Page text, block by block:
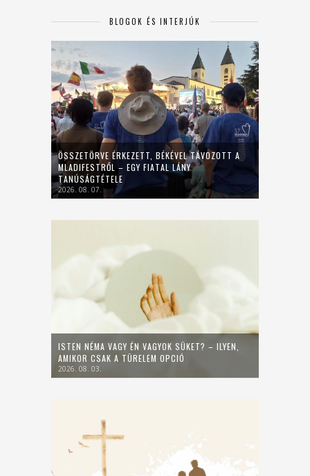
BLOGOK ÉS INTERJÚK
ÖSSZETÖRVE ÉRKEZETT, BÉKÉVEL TÁVOZOTT A
MLADIFESTRŐL – EGY FIATAL LÁNY
TANÚSÁGTÉTELE
2026. 08. 07.
ISTEN NÉMA VAGY ÉN VAGYOK SÜKET? – ILYEN,
AMIKOR CSAK A TÜRELEM OPCIÓ
2026. 08. 03.